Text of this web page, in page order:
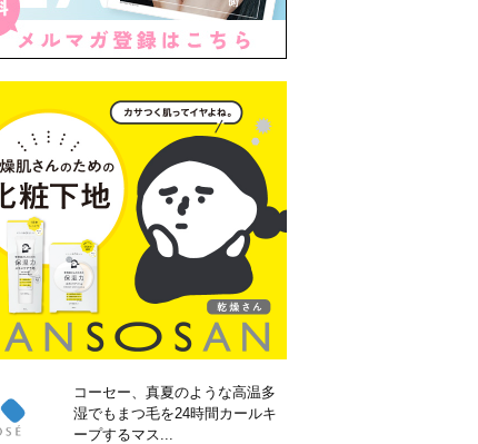
コーセー、真夏のような高温多
湿でもまつ毛を24時間カールキ
ープするマス...